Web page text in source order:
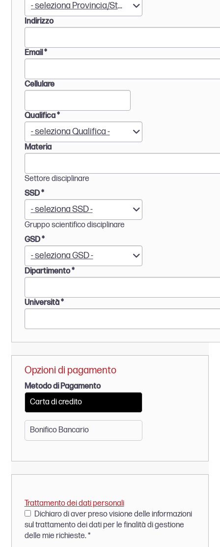
o
n
- seleziona Provincia/Stato -
o
.
Indirizzo
Email*
Cellulare
Qualifica*
- seleziona Qualifica -
a
i
f
i
c
*
Materia
Settore disciplinare
SSD*
- seleziona SSD -
D
*
Gruppo scientifico disciplinare
GSD*
- seleziona GSD -
D
Dipartimento*
Università*
Opzioni di pagamento
Metodo di Pagamento
Carta di credito
Bonifico Bancario
Trattamento dei dati personali
Dichiaro di aver preso visione delle informazioni
sul trattamento dei dati per le finalità di gestione
delle mie richieste.*